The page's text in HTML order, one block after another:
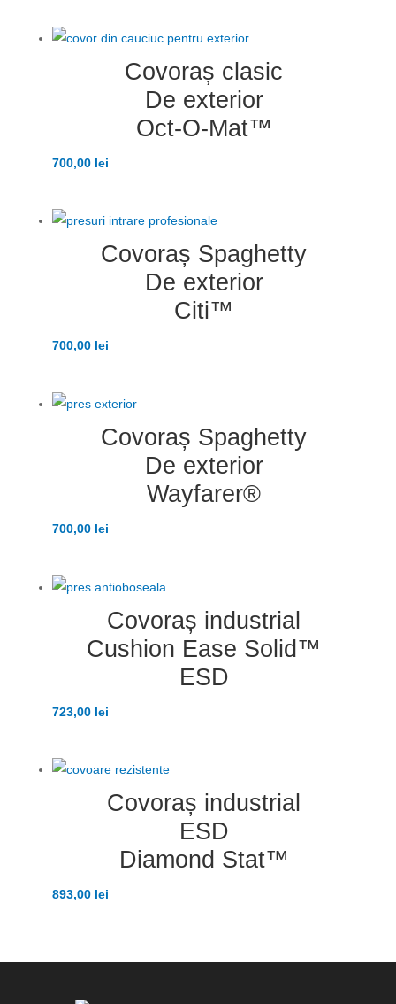
Covoraș clasic
De exterior
Oct-O-Mat™
700,00 lei
Covoraș Spaghetty
De exterior
Citi™
700,00 lei
Covoraș Spaghetty
De exterior
Wayfarer®
700,00 lei
Covoraș industrial
Cushion Ease Solid™
ESD
723,00 lei
Covoraș industrial
ESD
Diamond Stat™
893,00 lei